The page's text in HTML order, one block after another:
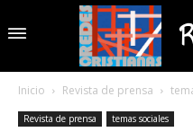
Inicio Revista de prensa
Revista de prensa temas sociales